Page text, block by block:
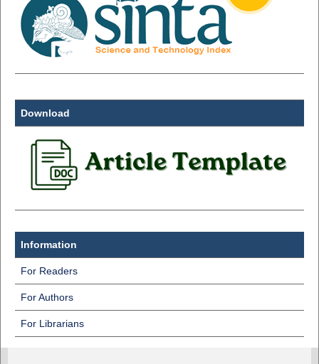
Download
Information
For Readers
For Authors
For Librarians